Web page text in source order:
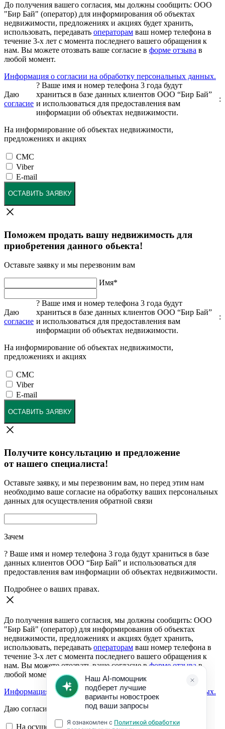
До получения вашего согласия, мы должны сообщить: ООО
"Бир Бай" (оператор) для информирования об объектах
недвижимости, предложениях и акциях будет хранить,
использовать, передавать операторам ваш номер телефона в
течение 3-х лет с момента последнего вашего обращения к
нам. Вы можете отозвать ваше согласие в форме отзыва в
любой момент.
Информация о согласии на обработку персональных данных.
Даю
согласие
? Ваше имя и номер телефона 3 года будут
храниться в базе данных клиентов ООО “Бир Бай”
и использоваться для предоставления вам
информации об объектах недвижимости.
:
На информирование об объектах недвижимости,
предложениях и акциях
СМС
Viber
E-mail
ОСТАВИТЬ ЗАЯВКУ
Поможем продать вашу недвижимость для
приобретения данного обьекта!
Оставьте заявку и мы перезвоним вам
Имя*
Даю
согласие
? Ваше имя и номер телефона 3 года будут
храниться в базе данных клиентов ООО “Бир Бай”
и использоваться для предоставления вам
информации об объектах недвижимости.
:
На информирование об объектах недвижимости,
предложениях и акциях
СМС
Viber
E-mail
ОСТАВИТЬ ЗАЯВКУ
Получите консультацию и предложение
от нашего специалиста!
Оставьте заявку, и мы перезвоним вам, но перед этим нам
необходимо ваше согласие на обработку ваших персональных
данных для осуществления обратной связи
Зачем
? Ваше имя и номер телефона 3 года будут храниться в базе
данных клиентов ООО “Бир Бай” и использоваться для
предоставления вам информации об объектах недвижимости.
Подробнее о ваших правах.
До получения вашего согласия, мы должны сообщить: ООО
"Бир Бай" (оператор) для информирования об объектах
недвижимости, предложениях и акциях будет хранить,
использовать, передавать операторам ваш номер телефона в
течение 3-х лет с момента последнего вашего обращения к
нам. Вы можете отозвать ваше согласие вформе отзывав
любой момент.
Информация о согласии на обработку персональных данных.
Даю согласие:
На осуществление обратной связи